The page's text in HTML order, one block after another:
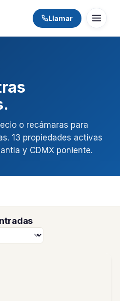
Llamar
o recámaras para
13 propiedades activas
y CDMX poniente.